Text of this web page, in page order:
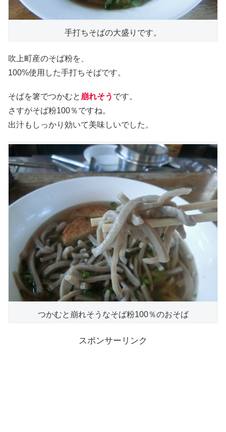
手打ちそばの大盛りです。
吹上町産のそば粉を、
100%使用した手打ちそばです。
そばを箸でつかむと 崩れそう です。
さすがそば粉100％ですね。
出汁もしっかり効いて美味しいでした。
つかむと崩れそうなそば粉100％のおそば
スポンサーリンク